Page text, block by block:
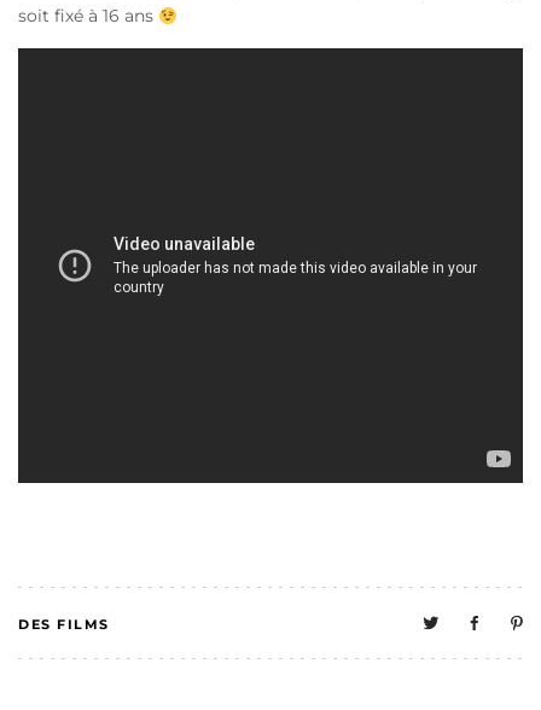
soit fixé à 16 ans
DES FILMS